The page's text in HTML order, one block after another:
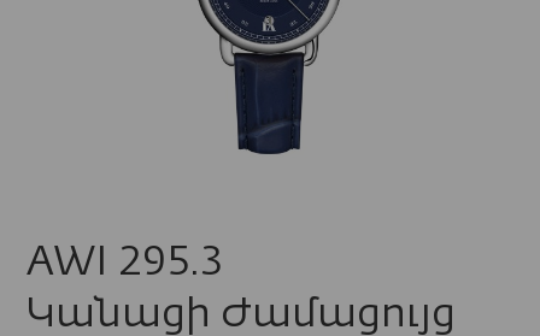
AWI 295.3
Կանացի Ժամացույց